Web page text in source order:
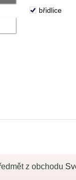
břidlice
z obchodu